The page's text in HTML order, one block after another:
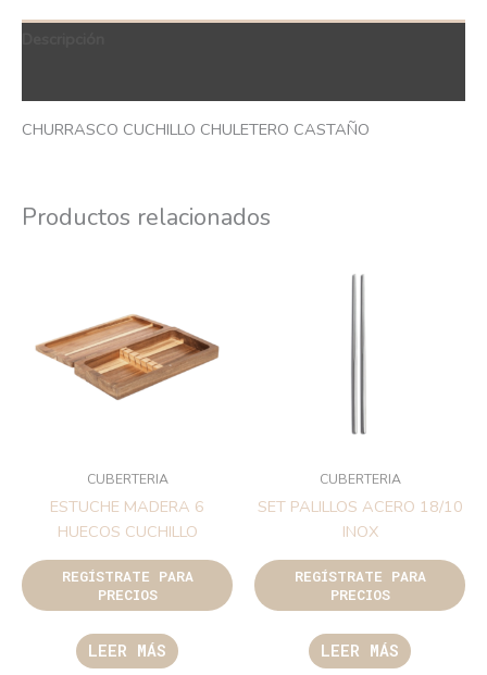
CHURRASCO CUCHILLO CHULETERO CASTAÑO
Productos relacionados
CUBERTERIA
ESTUCHE MADERA 6
HUECOS CUCHILLO
REGÍSTRATE PARA
PRECIOS
LEER MÁS
CUBERTERIA
SET PALILLOS ACERO 18/10
INOX
REGÍSTRATE PARA
PRECIOS
LEER MÁS